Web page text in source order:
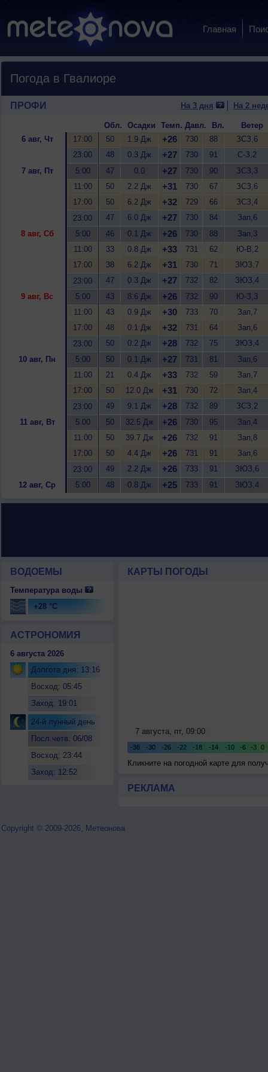
Главная
Погода в Гвалиоре
ПРОФИ На 3 дня На 2
Обл. Осадки Темп. Давл. Вл.
Ветер
6 авг, Чт
17:00 50 1.9 Дж +26 730 88
ЗСЗ,6
23:00
48 0.3 Дж +27 730 91
С-З,2
7 авг, Пт
5:00 47 0.0 +27 730 90
ЗСЗ,3
11:00
50 2.2 Дж +31 730 67
ЗСЗ,6
17:00
50 6.2 Дж +32 729 66
ЗСЗ,4
23:00
47 6.0 Дж +27 730 84
Зап,6
8 авг, Сб
5:00 46 0.1 Дж +26 730 88
Зап,3
11:00
33 0.8 Дж +33 731 62
Ю-В,2
17:00
38 6.2 Дж +31 730 71
ЗЮЗ,7
23:00
47 0.3 Дж +27 732 82
ЗЮЗ,4
9 авг, Вс
5:00 43 8.6 Дж +26 732 90
Ю-З,3
11:00
43 0.9 Дж +30 733 70
Зап,7
17:00
48 0.1 Дж +32 731 64
Зап,6
23:00
50 0.2 Дж +28 732 75
ЗЮЗ,4
10 авг, Пн
5:00 50 0.1 Дж +27 731 81
Зап,6
11:00
21 0.4 Дж +33 732 59
Зап,7
17:00
50 12.0 Дж +31 730 72
Зап,4
23:00
49 9.1 Дж +28 732 89
ЗСЗ,2
11 авг, Вт
5:00 50 32.5 Дж +26 730 95
Зап,4
11:00
50 39.7 Дж +26 732 91
Зап,8
17:00
50 4.4 Дж +26 731 91
Зап,6
23:00
49 2.2 Дж +26 733 91
ЗЮЗ,6
12 авг, Ср
5:00 48 0.8 Дж +25 733 91 ЗЮЗ,4
ВОДОЕМЫ
Температура воды
+28 °C
АСТРОНОМИЯ
6 августа 2026
Долгота дня: 13:16
Восход: 05:45
Заход: 19:01
24-й лунный день
Посл.четв. 06/08
Восход: 23:44
Заход: 12:52
КАРТЫ ПОГОДЫ
Кликните на погодной карте для
РЕКЛАМА
Copyright © 2009-2026, Метеонова